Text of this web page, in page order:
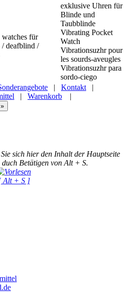
watches für
deafblind /
exklusive Uhren für
Blinde und
Taubblinde
Vibrating Pocket
Watch
Vibrationsuzhr pour
les sourds-aveugles
Vibrationsuzhr para
sordo-ciego
| Kontakt
|
| Warenkorb |
sich hier den Inhalt der Hauptseite
Betätigen von Alt + S.
Alt + S ]